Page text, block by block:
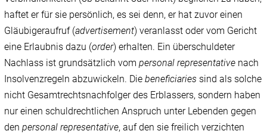
haftet er für sie persönlich, es sei denn, er hat zuvor einen
Gläubigeraufruf (advertisement) veranlasst oder vom Gericht
eine Erlaubnis dazu (order) erhalten. Ein überschuldeter
Nachlass ist grundsätzlich vompersonal representative nach
Insolvenzregeln abzuwickeln. Diebeneficiaries sind als solche
nicht Gesamtrechtsnachfolger des Erblassers, sondern haben
nur einen schuldrechtlichen Anspruch unter Lebenden gegen
denpersonal representative, auf den sie freilich verzichten